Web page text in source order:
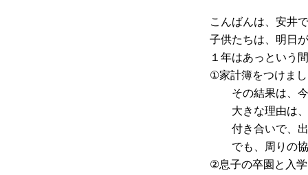
こんばんは、安井
子供たちは、明日
１年はあっという
①家計簿をつけま
その結果は、今
大きな理由は、
付き合いで、出
でも、周りの協
②息子の卒園と入